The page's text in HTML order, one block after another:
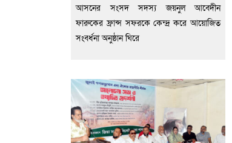
আসনের সংসদ সদস্য জয়নুল আবেদীন
ফারুকের ফ্রান্স সফরকে কেন্দ্র করে আয়োজিত
সংবর্ধনা অনুষ্ঠান ঘিরে